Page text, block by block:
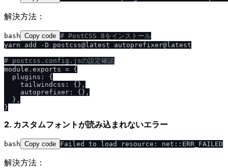
解決方法：
bash Copy code # PostCSS 8をインストール
yarn add -D postcss@latest autoprefixer@latest
# postcss.config.jsの設定確認
module.exports = {
  plugins: {
    tailwindcss: {},
    autoprefixer: {},
  },
2. カスタムフォントが読み込まれないエラー
bash Copy code
解決方法：